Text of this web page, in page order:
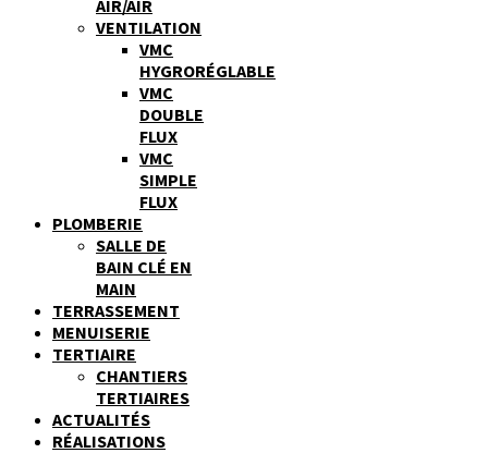
AIR/AIR
VENTILATION
VMC
HYGRORÉGLABLE
VMC
DOUBLE
FLUX
VMC
SIMPLE
FLUX
PLOMBERIE
SALLE DE
BAIN CLÉ EN
MAIN
TERRASSEMENT
MENUISERIE
TERTIAIRE
CHANTIERS
TERTIAIRES
ACTUALITÉS
RÉALISATIONS